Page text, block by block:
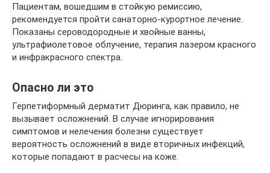
Пациентам, вошедшим в стойкую ремиссию,
рекомендуется пройти санаторно-курортное лечение.
Показаны сероводородные и хвойные ванны,
ультрафиолетовое облучение, терапия лазером красного
и инфракрасного спектра.
Опасно ли это
Герпетиформный дерматит Дюринга, как правило, не
вызывает осложнений. В случае игнорирования
симптомов и нелечения болезни существует
вероятность осложнений в виде вторичных инфекций,
которые попадают в расчесы на коже.